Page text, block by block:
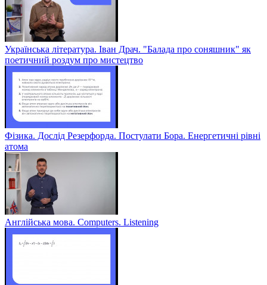
Українська література. Іван Драч. "Балада про соняшник" як
поетичний роздум про мистецтво
Фізика. Дослід Резерфорда. Постулати Бора. Енергетичні рівні
атома
Англійська мова. Computers. Listening